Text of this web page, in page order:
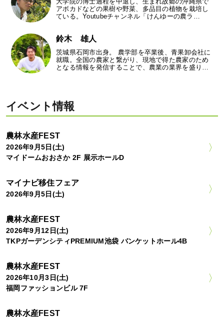
アボカドなどの果樹や野菜、多品目の植物を栽培し
ている。Youtubeチャンネル「けんゆーの農ラ…
鈴木 雄人
茨城県石岡市出身。 農学部を卒業後、青果卸会社に
就職。全国の農家と繋がり、現地で得た農家のため
となる情報を発信することで、農業の業界を盛り…
イベント情報
農林水産FEST
2026年9月5日(土)
マイドームおおさか 2F 展示ホールD
マイナビ移住フェア
2026年9月5日(土)
農林水産FEST
2026年9月12日(土)
TKPガーデンシティPREMIUM池袋 バンケットホール4B
農林水産FEST
2026年10月3日(土)
福岡ファッションビル 7F
農林水産FEST